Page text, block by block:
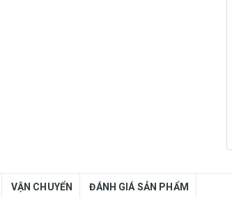
VẬN CHUYỂN ĐÁNH GIÁ SẢN PHẨM